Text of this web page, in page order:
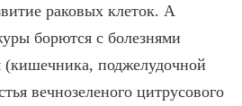
раковых клеток. А
борются с болезнями
(кишечника, поджелудочной
вечнозеленого цитрусового